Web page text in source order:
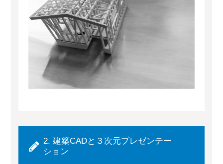
2. 建築CADと３次元プレゼンテー
ション